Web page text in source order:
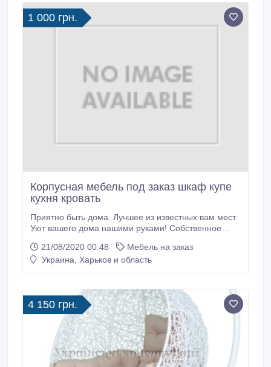
1 000 грн.
Корпусная мебель под заказ шкаф купе
кухня кровать
Приятно быть дома. Лучшее из известных вам мест.
Уют вашего дома нашими руками! Собственное
материалов/фурнитуры под любую ценовую
категорию! Равновесие цены и качества. Выезд на
Зеркала в пол Туалетные столики Инстаграм
mebel_vokrug_vas Тел.
21/08/2020 00:48
Мебель на заказ
Украина, Харьков и область
4 150 грн.